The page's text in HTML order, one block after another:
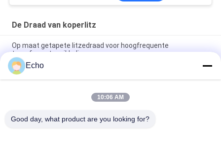
De Draad van koperlitz
Op maat getapete litzedraad voor hoogfrequente
transformatorwikkelingen
6000V vastgebonden litzedraad 3UEW-F 0,07X800 enkele
portie litzedraad voor voertuig
3500V 2UEW-F-PET ((N) 12,1mm*3,4mm rechthoekige Mylar
Echo
10:06 AM
Good day, what product are you looking for?